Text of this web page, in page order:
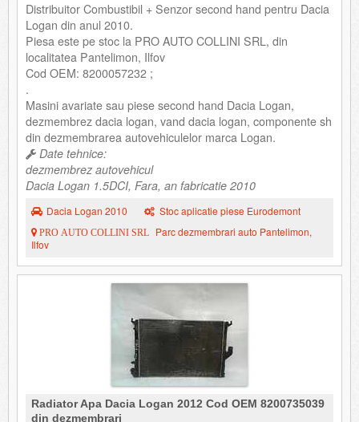
Distribuitor Combustibil + Senzor second hand pentru Dacia
Logan din anul 2010.
Piesa este pe stoc la PRO AUTO COLLINI SRL, din
localitatea Pantelimon, Ilfov
Cod OEM: 8200057232 ;
.
Masini avariate sau piese second hand Dacia Logan,
dezmembrez dacia logan, vand dacia logan, componente sh
din dezmembrarea autovehiculelor marca Logan.
Date tehnice:
dezmembrez autovehicul
Dacia Logan 1.5DCI, Fara, an fabricatie 2010
Dacia Logan 2010 Stoc aplicatie piese Eurodemont
PRO AUTO COLLINI SRL
Parc dezmembrari auto Pantelimon,
Ilfov
Radiator Apa Dacia Logan 2012 Cod OEM 8200735039
din dezmembrari